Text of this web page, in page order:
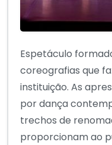
Espetáculo
coreografias que
instituição. As
por dança
trechos de
proporcionam ao